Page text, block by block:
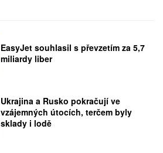
EasyJet souhlasil s převzetím za 5,7
miliardy liber
Ukrajina a Rusko pokračují ve
vzájemných útocích, terčem byly
sklady i lodě